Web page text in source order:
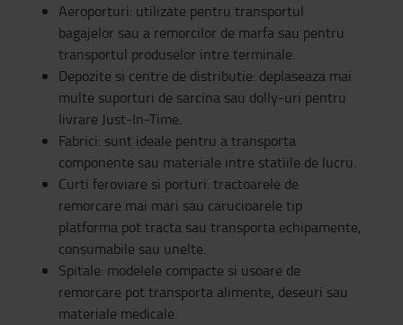
Aeroporturi: utilizate pentru transportul
bagajelor sau a remorcilor de marfa sau pentru
transportul produselor intre terminale.
Depozite si centre de distributie: deplaseaza mai
multe suporturi de sarcina sau dolly-uri pentru
livrare Just-In-Time.
Fabrici: sunt ideale pentru a transporta
componente sau materiale intre statiile de lucru.
Curti feroviare si porturi: tractoarele de
remorcare mai mari sau carucioarele tip
platforma pot tracta sau transporta echipamente,
consumabile sau unelte.
Spitale: modelele compacte si usoare de
remorcare pot transporta alimente, deseuri sau
materiale medicale.